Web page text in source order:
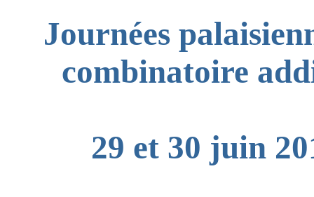
Journées
combinatoire
29 et 30 juin